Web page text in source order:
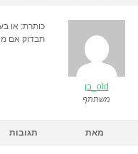
old_בן
משתתף
כותרת: או
תבדוק אם
מאת תגובות